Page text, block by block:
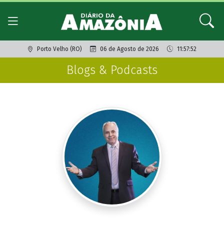
Porto Velho (RO) 06 de Agosto de 2026 11:57:52
Blogs & Podcasts